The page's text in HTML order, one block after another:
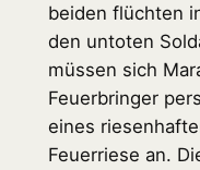
beiden flüchten
den untoten
müssen sich
Feuerbringer
eines
Feuerriese an.